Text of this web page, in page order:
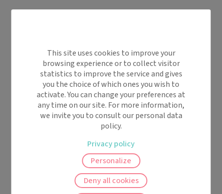
This site uses cookies to improve your
browsing experience or to collect visitor
statistics to improve the service and gives
you the choice of which ones you wish to
activate. You can change your preferences at
any time on our site. For more information,
we invite you to consult our personal data
policy.
Deny all cookies
Personalize
Privacy policy